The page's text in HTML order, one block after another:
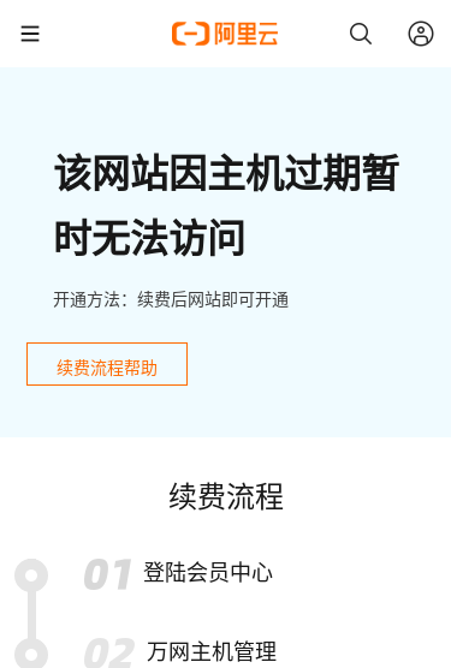
该网站因主机过期暂
时无法访问
开通方法：续费后网站即可开通
续费流程帮助
续费流程
登陆会员中心
万网主机管理